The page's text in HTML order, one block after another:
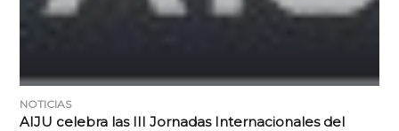
NOTICIAS
AIJU celebra las III Jornadas Internacionales del